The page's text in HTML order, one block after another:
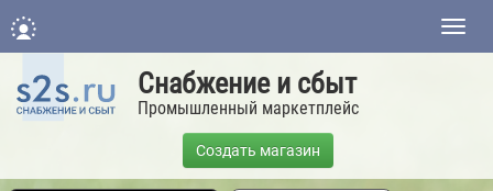
Снабжение и сбыт
Промышленный маркетплейс
Создать магазин